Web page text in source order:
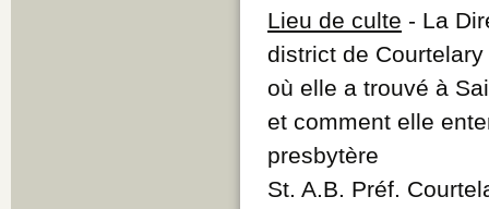
Lieu de culte - La
district de
où elle a trouvé à
et comment elle
presbytère
St. A.B. Préf.